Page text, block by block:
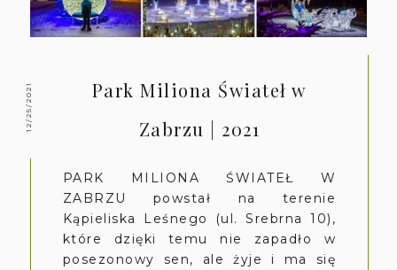
12/25/2021
Park Miliona Świateł w
Zabrzu | 2021
PARK MILIONA ŚWIATEŁ W
ZABRZU powstał na terenie
Kąpieliska Leśnego (ul. Srebrna 10),
które dzięki temu nie zapadło w
posezonowy sen, ale żyje i ma się